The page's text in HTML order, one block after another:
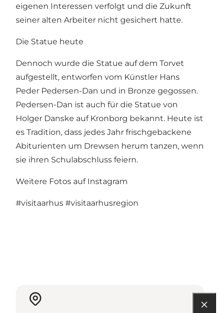
eigenen Interessen verfolgt und die Zukunft
seiner alten Arbeiter nicht gesichert hatte.
Die Statue heute
Dennoch wurde die Statue auf dem Torvet
aufgestellt, entworfen vom Künstler Hans
Peder Pedersen-Dan und in Bronze gegossen.
Pedersen-Dan ist auch für die Statue von
Holger Danske auf Kronborg bekannt. Heute ist
es Tradition, dass jedes Jahr frischgebackene
Abiturienten um Drewsen herum tanzen, wenn
sie ihren Schulabschluss feiern.
Weitere Fotos auf Instagram
#visitaarhus #visitaarhusregion